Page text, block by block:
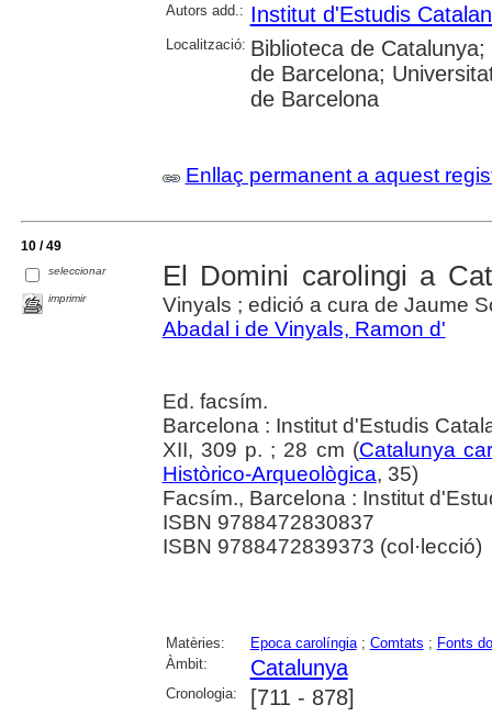
Autors add.: Institut d'Estudis
Localització: Biblioteca de
de Barcelona;
de Barcelona
Enllaç permanent a aquest
10 / 49
seleccionar
imprimir
El Domini carolingi a
Vinyals ; edició a cura de Jaume
Abadal i de Vinyals, Ramon d'
Ed. facsím.
Barcelona : Institut d'Estudis
XII, 309 p. ; 28 cm (Catalunya
Històrico-Arqueològica, 35)
Facsím., Barcelona : Institut
ISBN 9788472830837
ISBN 9788472839373 (col·lecció)
Matèries: Epoca carolíngia; Comtats ; Fonts
Àmbit:
Catalunya
Cronologia: [711 - 878]